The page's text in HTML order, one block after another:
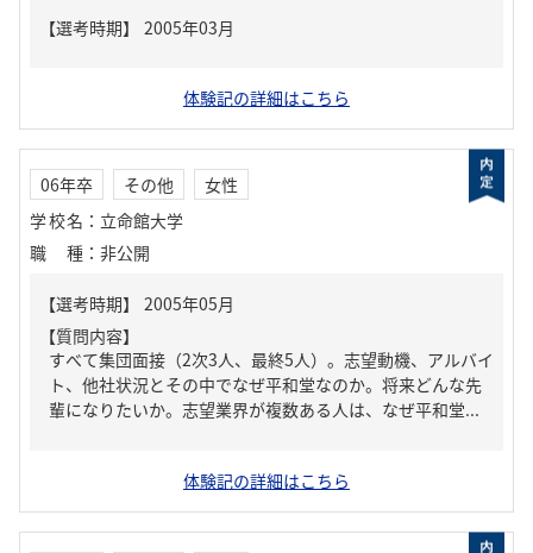
体験記の詳細はこちら
06年卒 その他
女性
学校名 ： 立命館大学
職種 ： 非公開
【質問内容】
すべて集団面接（2次3人、最終5人）。志望動機、アルバイ
ト、他社状況とその中でなぜ平和堂なのか。将来どんな先
輩になりたいか。志望業界が複数ある人は、なぜ平和堂...
体験記の詳細はこちら